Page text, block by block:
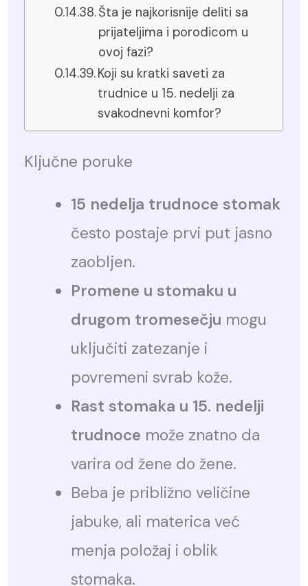
Šta je najkorisnije deliti sa
prijateljima i porodicom u
ovoj fazi?
Koji su kratki saveti za
trudnice u 15. nedelji za
svakodnevni komfor?
Ključne poruke
15 nedelja trudnoce stomak
često postaje prvi put jasno
zaobljen.
Promene u stomaku u
drugom tromesečju mogu
uključiti zatezanje i
povremeni svrab kože.
Rast stomaka u 15. nedelji
trudnoce može znatno da
varira od žene do žene.
Beba je približno veličine
jabuke, ali materica već
menja položaj i oblik
stomaka.